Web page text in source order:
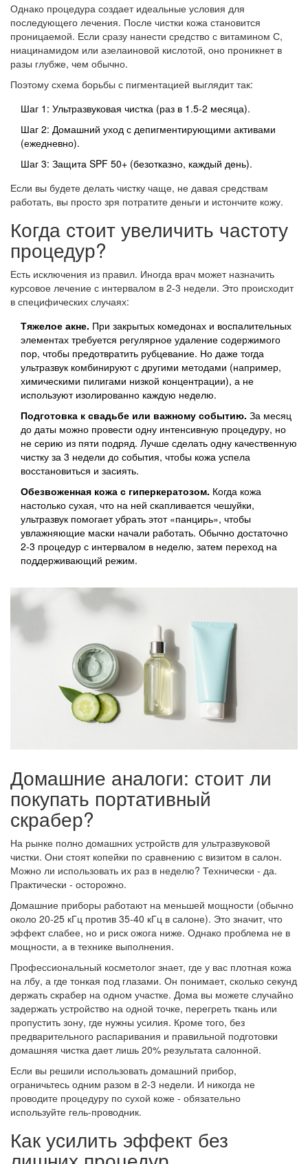
Однако процедура создает идеальные условия для
последующего лечения. После чистки кожа становится
проницаемой. Если сразу нанести средство с витамином С,
ниацинамидом или азелаиновой кислотой, оно проникнет в
разы глубже, чем обычно.
Поэтому схема борьбы с пигментацией выглядит так:
Шаг 1: Ультразвуковая чистка (раз в 1.5-2 месяца).
Шаг 2: Домашний уход с депигментирующими активами
(ежедневно).
Шаг 3: Защита SPF 50+ (безотказно, каждый день).
Если вы будете делать чистку чаще, не давая средствам
работать, вы просто зря потратите деньги и истончите кожу.
Когда стоит увеличить частоту
процедур?
Есть исключения из правил. Иногда врач может назначить
курсовое лечение с интервалом в 2-3 недели. Это происходит
в специфических случаях:
Тяжелое акне. При закрытых комедонах и воспалительных
элементах требуется регулярное удаление содержимого
пор, чтобы предотвратить рубцевание. Но даже тогда
ультразвук комбинируют с другими методами (например,
химическими пилигами низкой концентрации), а не
используют изолированно каждую неделю.
Подготовка к свадьбе или важному событию. За месяц
до даты можно провести одну интенсивную процедуру, но
не серию из пяти подряд. Лучше сделать одну качественную
чистку за 3 недели до события, чтобы кожа успела
восстановиться и засиять.
Обезвоженная кожа с гиперкератозом. Когда кожа
настолько сухая, что на ней скапливается чешуйки,
ультразвук помогает убрать этот «панцирь», чтобы
увлажняющие маски начали работать. Обычно достаточно
2-3 процедур с интервалом в неделю, затем переход на
поддерживающий режим.
Домашние аналоги: стоит ли
покупать портативный
скрабер?
На рынке полно домашних устройств для ультразвуковой
чистки. Они стоят копейки по сравнению с визитом в салон.
Можно ли использовать их раз в неделю? Технически - да.
Практически - осторожно.
Домашние приборы работают на меньшей мощности (обычно
около 20-25 кГц против 35-40 кГц в салоне). Это значит, что
эффект слабее, но и риск ожога ниже. Однако проблема не в
мощности, а в технике выполнения.
Профессиональный косметолог знает, где у вас плотная кожа
на лбу, а где тонкая под глазами. Он понимает, сколько секунд
держать скрабер на одном участке. Дома вы можете случайно
задержать устройство на одной точке, перегреть ткань или
пропустить зону, где нужны усилия. Кроме того, без
предварительного распаривания и правильной подготовки
домашняя чистка дает лишь 20% результата салонной.
Если вы решили использовать домашний прибор,
ограничьтесь одним разом в 2-3 недели. И никогда не
проводите процедуру по сухой коже - обязательно
используйте гель-проводник.
Как усилить эффект без